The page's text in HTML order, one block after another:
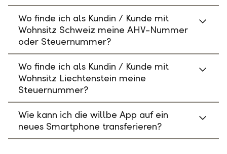
Wo finde ich als Kundin / Kunde mit
Wohnsitz Schweiz meine AHV-Nummer
oder Steuernummer?
Wo finde ich als Kundin / Kunde mit
Wohnsitz Liechtenstein meine
Steuernummer?
Wie kann ich die willbe App auf ein
neues Smartphone transferieren?